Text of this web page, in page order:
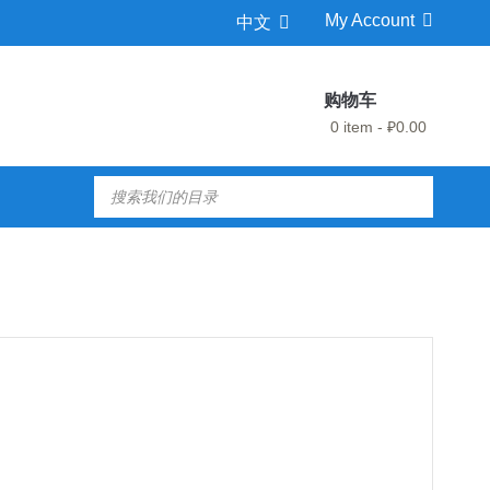
中文 My Account
购物车
0 item - ₽0.00